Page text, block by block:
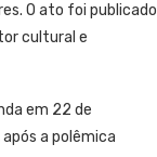
O ato foi publicado
cultural e
em 22 de
a polêmica